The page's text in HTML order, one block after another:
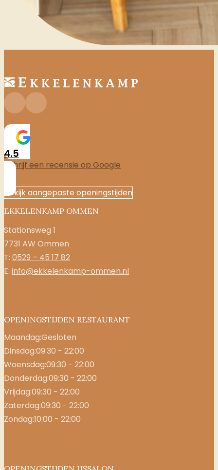
4.5
Schrijf een recensie op Google
Bekijk aangepaste openingstijden
EKKELENKAMP OMMEN
Stationsweg 1
7731 AW Ommen
T: 0529 – 45 17 82
E: info@ekkelenkamp-ommen.nl
OPENINGSTIJDEN RESTAURANT
Maandag:Gesloten
Dinsdag:09:30 - 22:00
Woensdag:09:30 - 22:00
Donderdag:09:30 - 22:00
Vrijdag:09:30 - 22:00
Zaterdag:09:30 - 22:00
Zondag:10:00 - 22:00